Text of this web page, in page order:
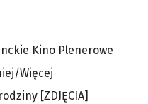
Kino Plenerowe
Więcej
[ZDJĘCIA]